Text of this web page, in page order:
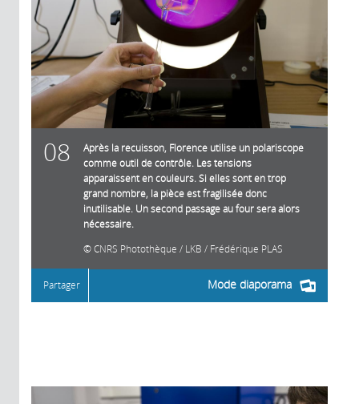
08
Après la recuisson, Florence utilise un polariscope
comme outil de contrôle. Les tensions
apparaissent en couleurs. Si elles sont en trop
grand nombre, la pièce est fragilisée donc
inutilisable. Un second passage au four sera alors
nécessaire.
CNRS Photothèque / LKB / Frédérique PLAS
Mode diaporama
Partager